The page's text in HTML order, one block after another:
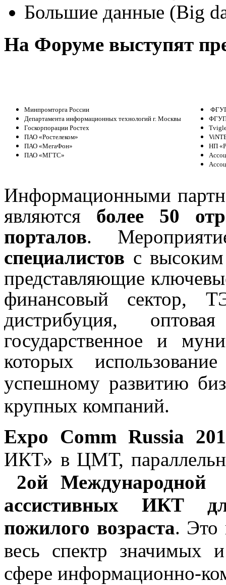
Большие данные (Big
На Форуме выступят
Минпромторга России
Департамента информационных технологий г. Москвы
Госкорпорации Ростех
ПАО «Ростелеком»
ПАО «МегаФон»
ПАО «МГТС»
НП
Информационными
являются более 50
порталов.
специалистов с
представляющие
финансовый сектор,
дистрибуция,
государственное и
которых
успешному развитию
крупных компаний.
Expo Comm Russia
ИКТ» в ЦМТ,
2ой Международной
ассистивных ИКТ
пожилого возраста. Это
весь спектр значимых
сфере информационно-